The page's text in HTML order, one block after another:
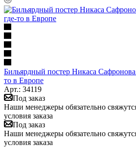
Бильярдный постер Никаса
то в Европе
Арт.: 34119
Под заказ
Наши менеджеры обязательно
условия заказа
Под заказ
Наши менеджеры обязательно
условия заказа